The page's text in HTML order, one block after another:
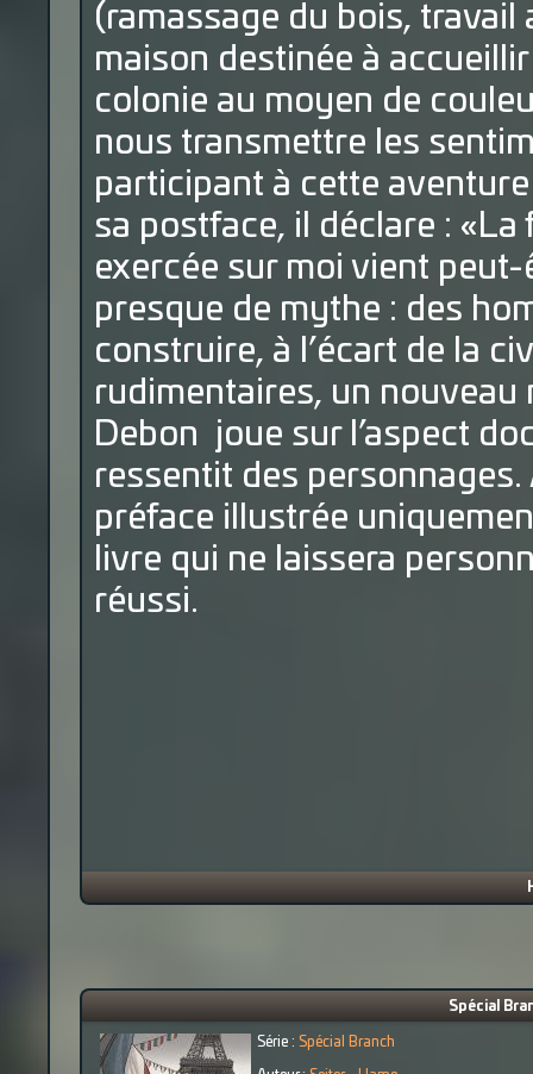
(ramassage du bois, travail
maison destinée à
colonie au moyen de
nous transmettre les
participant à cette aventure
sa postface, il déclare :
exercée sur moi vient
presque de mythe : des
construire, à l’écart de la
rudimentaires, un nouveau
Debon joue sur l’aspect
ressentit des
préface illustrée
livre qui ne laissera
réussi.
Spécial
Série : Spécial Branch